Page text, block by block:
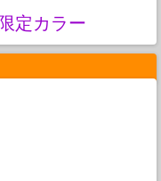
定カラー